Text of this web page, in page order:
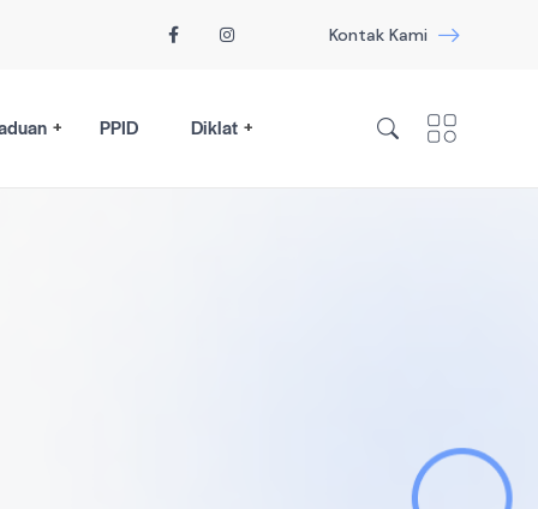
Kontak Kami
PPID Diklat